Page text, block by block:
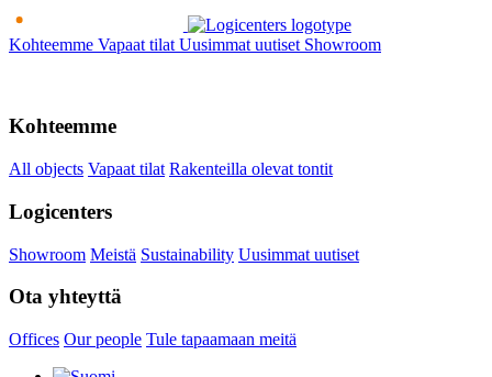
Kohteemme Vapaat tilat Uusimmat uutiset Showroom
Kohteemme
All objects Vapaat tilat Rakenteilla olevat tontit
Logicenters
Showroom Meistä Sustainability Uusimmat uutiset
Ota yhteyttä
Offices Our people Tule tapaamaan meitä